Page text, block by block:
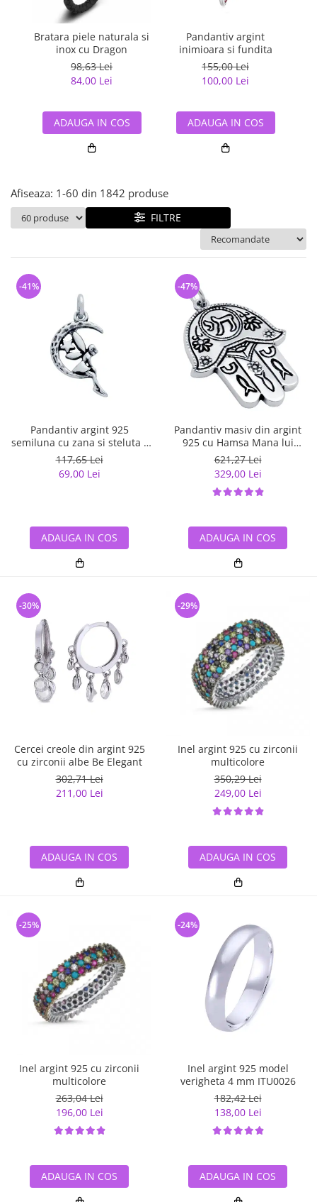
semipretioase
Bijuterii argint placat cu aur
Bijuterii argint cu diverse
Bijuterii de Lux
Bijuterii gotice si rock
Bijuterii Handmade
Bijuterii fantezie
Bijuterii tungsten
Solutii si lavete de curatare
bijuterii argint
Bratara piele naturala si
inox cu Dragon
98,63 Lei
84,00 Lei
ADAUGA IN COS
Pandantiv argint
inimioara si fundita
155,00 Lei
100,00 Lei
ADAUGA IN COS
Afiseaza: 1-60 din 1842 produse
FILTRE
Pandantiv argint 925
semiluna cu zana si steluta -
Be Fantastic PSX0560
117,65 Lei
69,00 Lei
-41%
ADAUGA IN COS
Pandantiv masiv din argint
925 cu Hamsa Mana lui
Fatima
621,27 Lei
329,00 Lei
-47%
ADAUGA IN COS
Cercei creole din argint 925
cu zirconii albe Be Elegant
302,71 Lei
211,00 Lei
-30%
ADAUGA IN COS
Inel argint 925 cu zirconii
multicolore
350,29 Lei
249,00 Lei
-29%
ADAUGA IN COS
Inel argint 925 cu zirconii
multicolore
263,04 Lei
196,00 Lei
-25%
ADAUGA IN COS
Inel argint 925 model
verigheta 4 mm ITU0026
182,42 Lei
138,00 Lei
-24%
ADAUGA IN COS